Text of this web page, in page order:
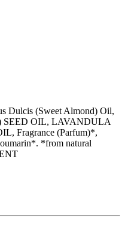
Dulcis (Sweet Almond) Oil,
SEED OIL, LAVANDULA
Fragrance (Parfum)*,
*from natural